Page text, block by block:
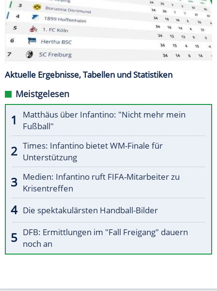
Aktuelle Ergebnisse, Tabellen und Statistiken
Meistgelesen
Matthäus über Infantino: "Nicht mehr mein
Fußball"
Times: Infantino bietet WM-Finale für
Unterstützung
Medien: Infantino ruft FIFA-Mitarbeiter zu
Krisentreffen
Die spektakulärsten Handball-Bilder
DFB: Ermittlungen im "Fall Freigang" dauern
noch an